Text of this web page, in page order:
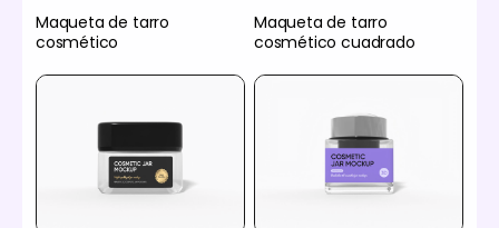
Maqueta de tarro
cosmético
Maqueta de tarro
cosmético cuadrado